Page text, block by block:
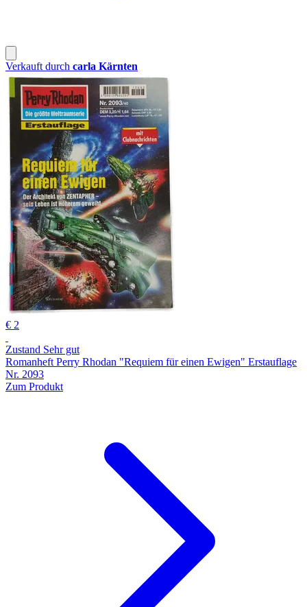
Verkauft durch carla Kärnten
€ 2
Zustand Sehr gut
Romanheft Perry Rhodan "Requiem für einen Ewigen" Erstauflage
Nr. 2093
Zum Produkt